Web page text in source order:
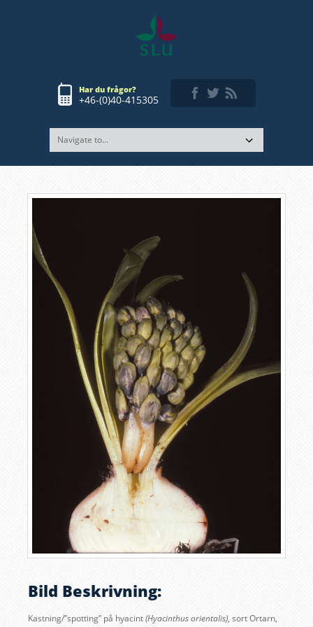
Har du frågor?
+46-(0)40-415305
Bild Beskrivning:
Kastning/”spotting” på hyacint(Hyacinthus orientalis), sort Ortarn,